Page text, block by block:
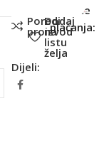
Poredi
proizvod
Dodaj
na
listu
želja
Dijeli:
Metode
plaćanja: